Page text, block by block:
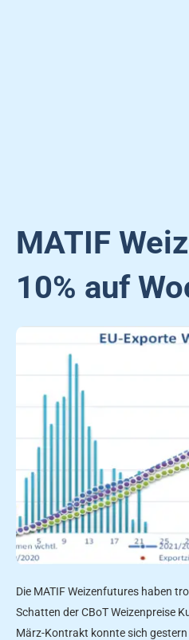
MATIF
10% auf
Die MATIF Weizenfutures haben
Schatten der CBoT Weizenpreise
März-Kontrakt konnte sich